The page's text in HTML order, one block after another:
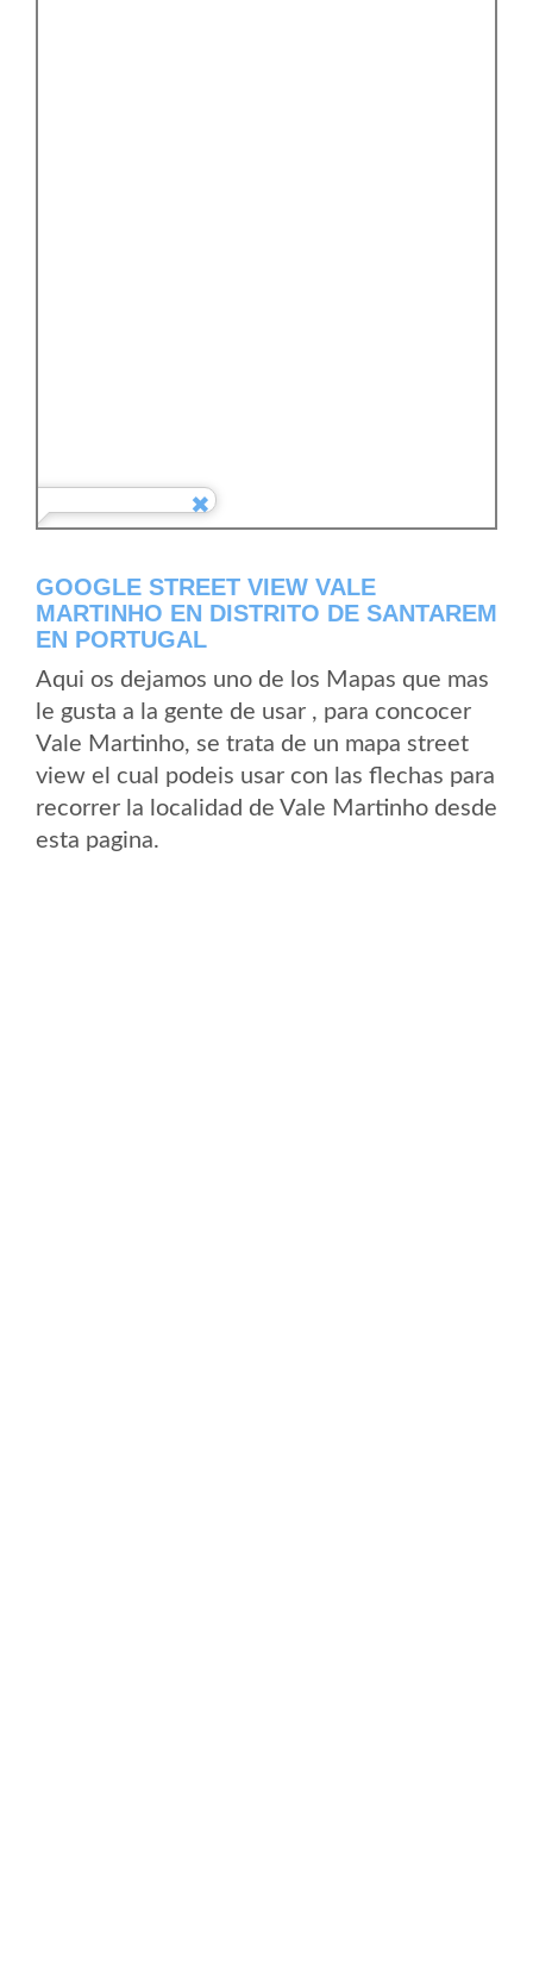
GOOGLE STREET VIEW VALE
MARTINHO EN DISTRITO DE SANTAREM
EN PORTUGAL
Aqui os dejamos uno de los Mapas que mas
le gusta a la gente de usar , para concocer
Vale Martinho, se trata de un mapa street
view el cual podeis usar con las flechas para
recorrer la localidad de Vale Martinho desde
esta pagina.